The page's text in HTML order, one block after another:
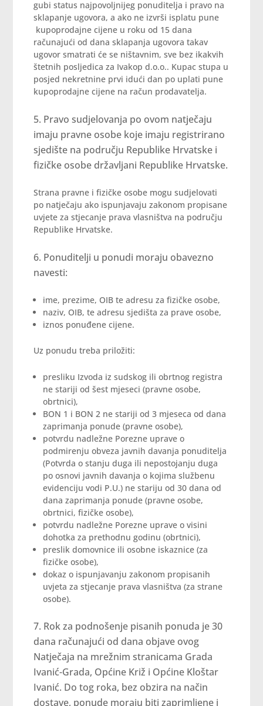
gubi status najpovoljnijeg ponuditelja i pravo na
sklapanje ugovora, a ako ne izvrši isplatu pune
kupoprodajne cijene u roku od 15 dana
računajući od dana sklapanja ugovora takav
ugovor smatrati će se ništavnim, sve bez ikakvih
štetnih posljedica za Ivakop d.o.o.. Kupac stupa u
posjed nekretnine prvi idući dan po uplati pune
kupoprodajne cijene na račun prodavatelja.
Pravo sudjelovanja po ovom natječaju
imaju pravne osobe koje imaju registrirano
sjedište na području Republike Hrvatske i
fizičke osobe državljani Republike Hrvatske.
Strana pravne i fizičke osobe mogu sudjelovati
po natječaju ako ispunjavaju zakonom propisane
uvjete za stjecanje prava vlasništva na području
Republike Hrvatske.
Ponuditelji u ponudi moraju obavezno
navesti:
ime, prezime, OIB te adresu za fizičke osobe,
naziv, OIB, te adresu sjedišta za prave osobe,
iznos ponuđene cijene.
Uz ponudu treba priložiti:
presliku Izvoda iz sudskog ili obrtnog registra
ne stariji od šest mjeseci (pravne osobe,
obrtnici),
BON 1 i BON 2 ne stariji od 3 mjeseca od dana
zaprimanja ponude (pravne osobe),
potvrdu nadležne Porezne uprave o
podmirenju obveza javnih davanja ponuditelja
(Potvrda o stanju duga ili nepostojanju duga
po osnovi javnih davanja o kojima službenu
evidenciju vodi P.U.) ne stariju od 30 dana od
dana zaprimanja ponude (pravne osobe,
obrtnici, fizičke osobe),
potvrdu nadležne Porezne uprave o visini
dohotka za prethodnu godinu (obrtnici),
preslik domovnice ili osobne iskaznice (za
fizičke osobe),
dokaz o ispunjavanju zakonom propisanih
uvjeta za stjecanje prava vlasništva (za strane
osobe).
Rok za podnošenje pisanih ponuda je 30
dana računajući od dana objave ovog
Natječaja na mrežnim stranicama Grada
Ivanić-Grada, Općine Križ i Općine Kloštar
Ivanić. Do tog roka, bez obzira na način
dostave, ponude moraju biti zaprimljene i